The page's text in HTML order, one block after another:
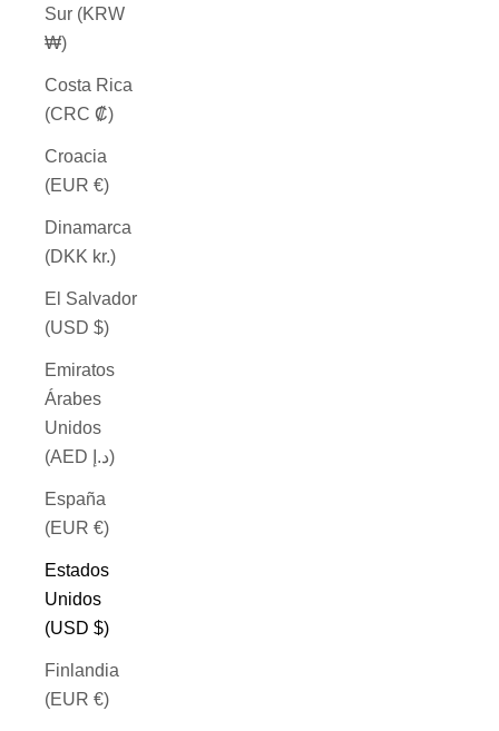
Sur (KRW
₩)
Costa Rica
(CRC ₡)
Croacia
(EUR €)
Dinamarca
(DKK kr.)
El Salvador
(USD $)
Emiratos
Árabes
Unidos
(AED د.إ)
España
(EUR €)
Estados
Unidos
(USD $)
Finlandia
(EUR €)